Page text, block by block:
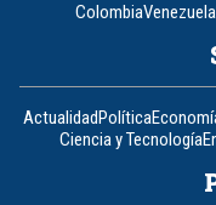
ColombiaVenezuela
ActualidadPolítica
Ciencia y Tecnología